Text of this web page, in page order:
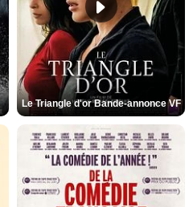
Le Triangle d'or Bande-annonce VF